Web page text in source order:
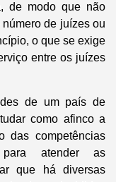
de modo que não
de juízes ou
o que se exige
entre os juízes
de um país de
como afinco a
das competências
atender as
que há diversas